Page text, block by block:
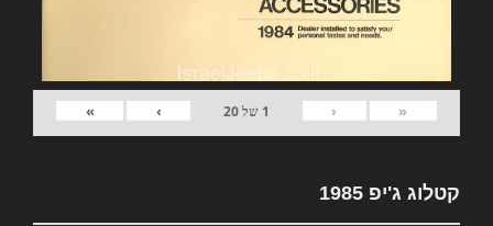
«
‹
1 של20
›
»
קטלוג ג'יפ 1985